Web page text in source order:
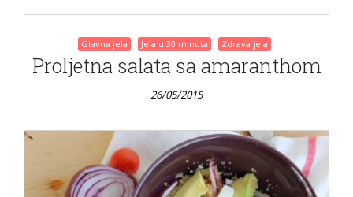
Glavna jela Jela u 30 minuta Zdrava jela
Proljetna salata sa amaranthom
26/05/2015